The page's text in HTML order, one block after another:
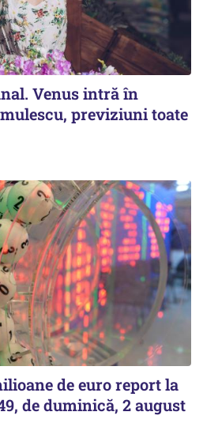
Venus intră în
previziuni toate
de euro report la
de duminică, 2 august